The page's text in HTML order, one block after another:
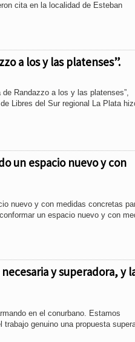
cita en la localidad de Esteban
a los y las platenses”.
Randazzo a los y las platenses”,
Libres del Sur regional La Plata
un espacio nuevo y con
nuevo y con medidas concretas
un espacio nuevo y con
y superadora, y
en el conurbano. Estamos
genuino una propuesta